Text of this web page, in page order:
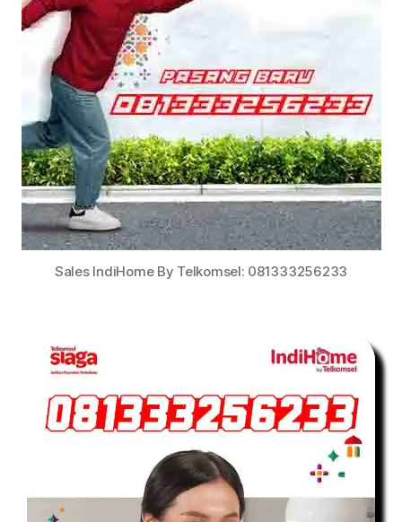
Sales IndiHome By Telkomsel: 081333256233